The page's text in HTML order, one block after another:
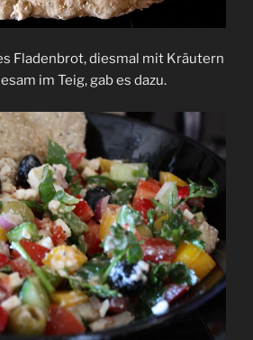
Fladenbrot, diesmal mit Kräutern
im Teig, gab es dazu.